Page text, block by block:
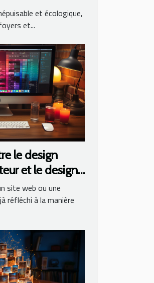
et écologique,
et...
le design
et le design
site web ou une
réfléchi à la manière